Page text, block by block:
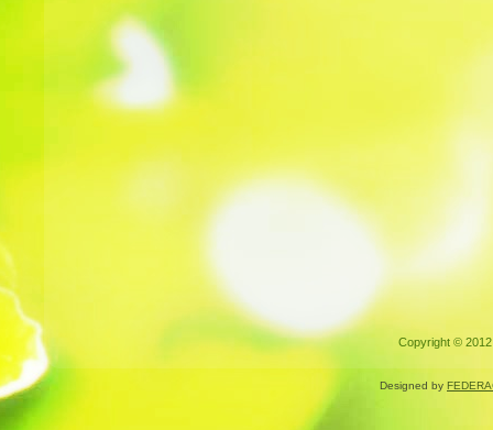
Copyright ©
Designed by